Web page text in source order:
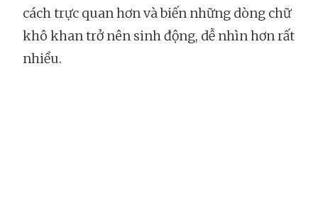
cách trực quan hơn và biến những dòng chữ
khô khan trở nên sinh động, dễ nhìn hơn rất
nhiều.